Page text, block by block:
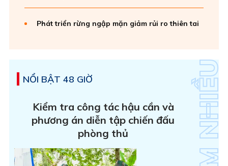
Phát triển rừng ngập mặn giảm rủi ro thiên tai
NỔI BẬT 48 GIỜ
Kiểm tra công tác hậu cần và
phương án diễn tập chiến đấu
phòng thủ